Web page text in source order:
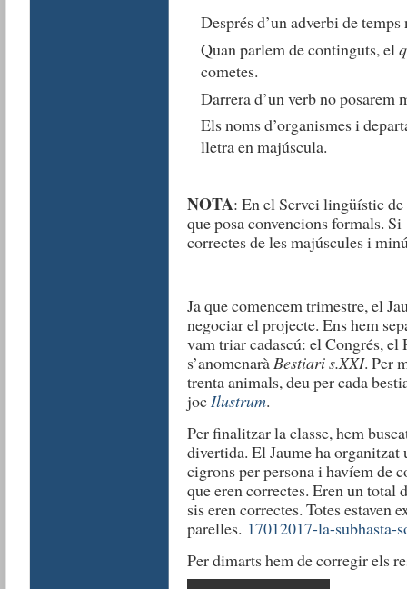
Després d’un adverbi de
Quan parlem de continguts, el
cometes.
Darrera d’un verb no posarem
Els noms d’organismes i
lletra en majúscula.
NOTA: En el Servei lingüístic de
que posa convencions formals.
correctes de les majúscules i
Ja que comencem trimestre, el
negociar el projecte. Ens hem
vam triar cadascú: el Congrés,
s’anomenaràBestiari s.XXI. Per
trenta animals, deu per cada
jocIlustrum.
Per finalitzar la classe, hem
divertida. El Jaume ha organitzat
cigrons per persona i havíem de
que eren correctes. Eren un total
sis eren correctes. Totes estaven
parelles. 17012017-la-subhasta-
Per dimarts hem de corregir els